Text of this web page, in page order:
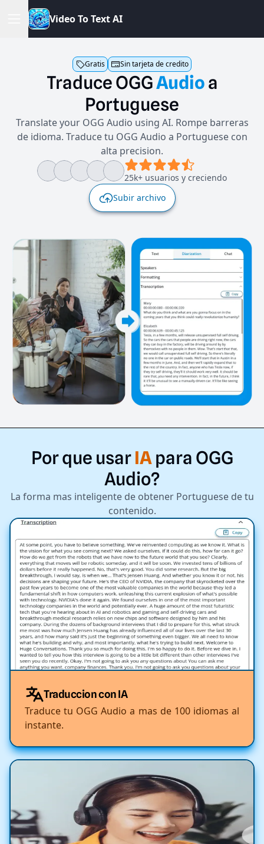
VideoToTextAI
Gratis Sin tarjeta de credito
TraduceOGGAudioa
Portuguese
Translate your OGG Audio using AI. Rompe barreras
de idioma. Traduce tu OGG Audio a Portuguese con
alta precision.
25k+ usuarios y creciendo
Subir archivo
Porque usar IA para OGG
Audio?
La forma mas inteligente de obtener Portuguese de tu
contenido.
Traduccion con IA
Traduce tu OGG Audio a mas de 100 idiomas al
instante.